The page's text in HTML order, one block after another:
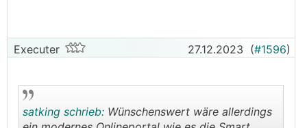
Executer 27.12.2023 (#1596)
satking schrieb: Wünschenswert wäre allerdings